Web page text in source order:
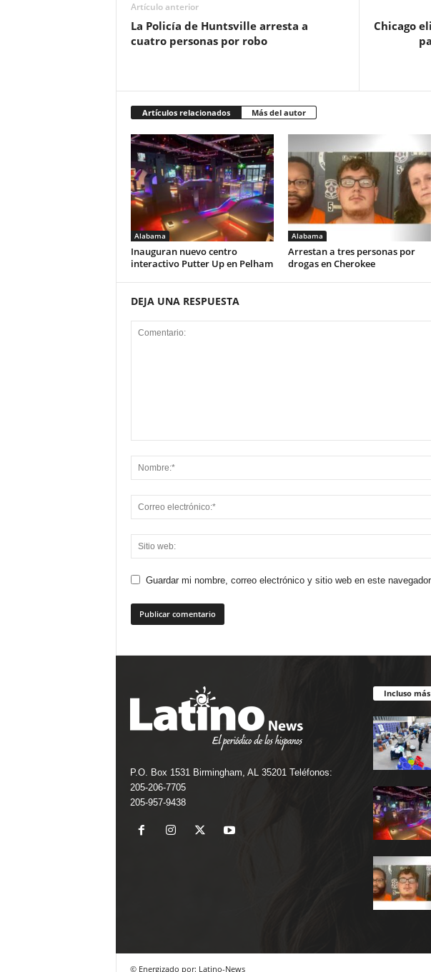
Artículo anterior
La Policía de Huntsville arresta a
cuatro personas por robo
Chicago
Artículos relacionados Más del autor
Alabama
Inauguran nuevo centro
interactivo Putter Up en Pelham
Alabama
Arrestan a tres personas por
drogas en Cherokee
DEJA UNA RESPUESTA
Guardar mi nombre, correo electrónico y sitio web en este
P.O. Box 1531 Birmingham, AL 35201 Teléfonos:
205-206-7705
205-957-9438
Incluso
© Energizado por: Latino-News